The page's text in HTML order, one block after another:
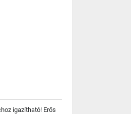
igazítható! Erős